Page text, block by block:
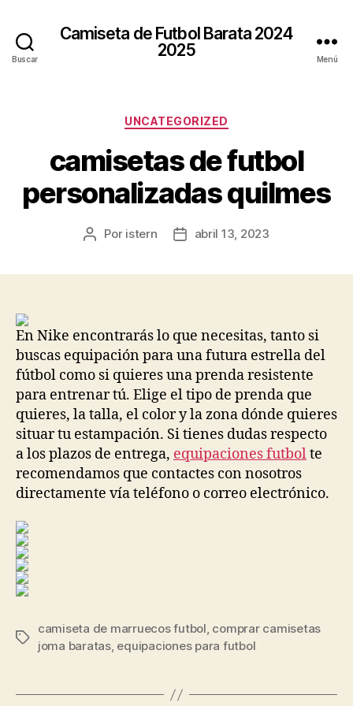
Buscar
Camiseta de Futbol Barata 2024
2025
Menú
Categorías
UNCATEGORIZED
camisetas de futbol
personalizadas quilmes
Autor
Por istern
Fechaabril 13, 2023
En Nike encontrarás lo que necesitas, tanto si
buscas equipación para una futura estrella del
fútbol como si quieres una prenda resistente
para entrenar tú. Elige el tipo de prenda que
quieres, la talla, el color y la zona dónde quieres
situar tu estampación. Si tienes dudas respecto
a los plazos de entrega, equipaciones futbolte
recomendamos que contactes con nosotros
directamente vía teléfono o correo electrónico.
Etiquetas
camiseta de marruecos futbol, comprar camisetas
joma baratas, equipaciones para futbol